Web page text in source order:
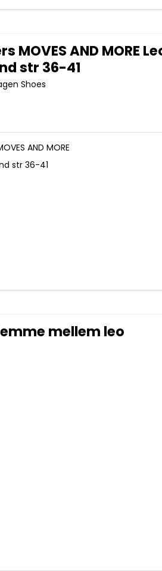
MOVES AND MORE
str 36-41
Shoes
AND MORE
str 36-41
mellem leo